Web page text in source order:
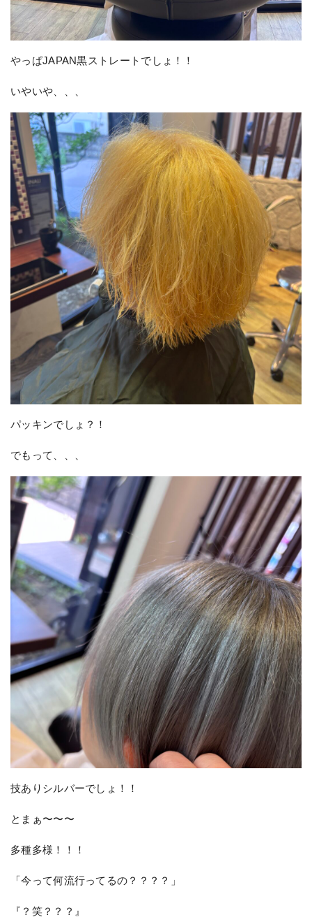
やっぱJAPAN黒ストレートでしょ！！
いやいや、、、
パッキンでしょ？！
でもって、、、
技ありシルバーでしょ！！
とまぁ〜〜〜
多種多様！！！
「今って何流行ってるの？？？？」
『？笑？？？』